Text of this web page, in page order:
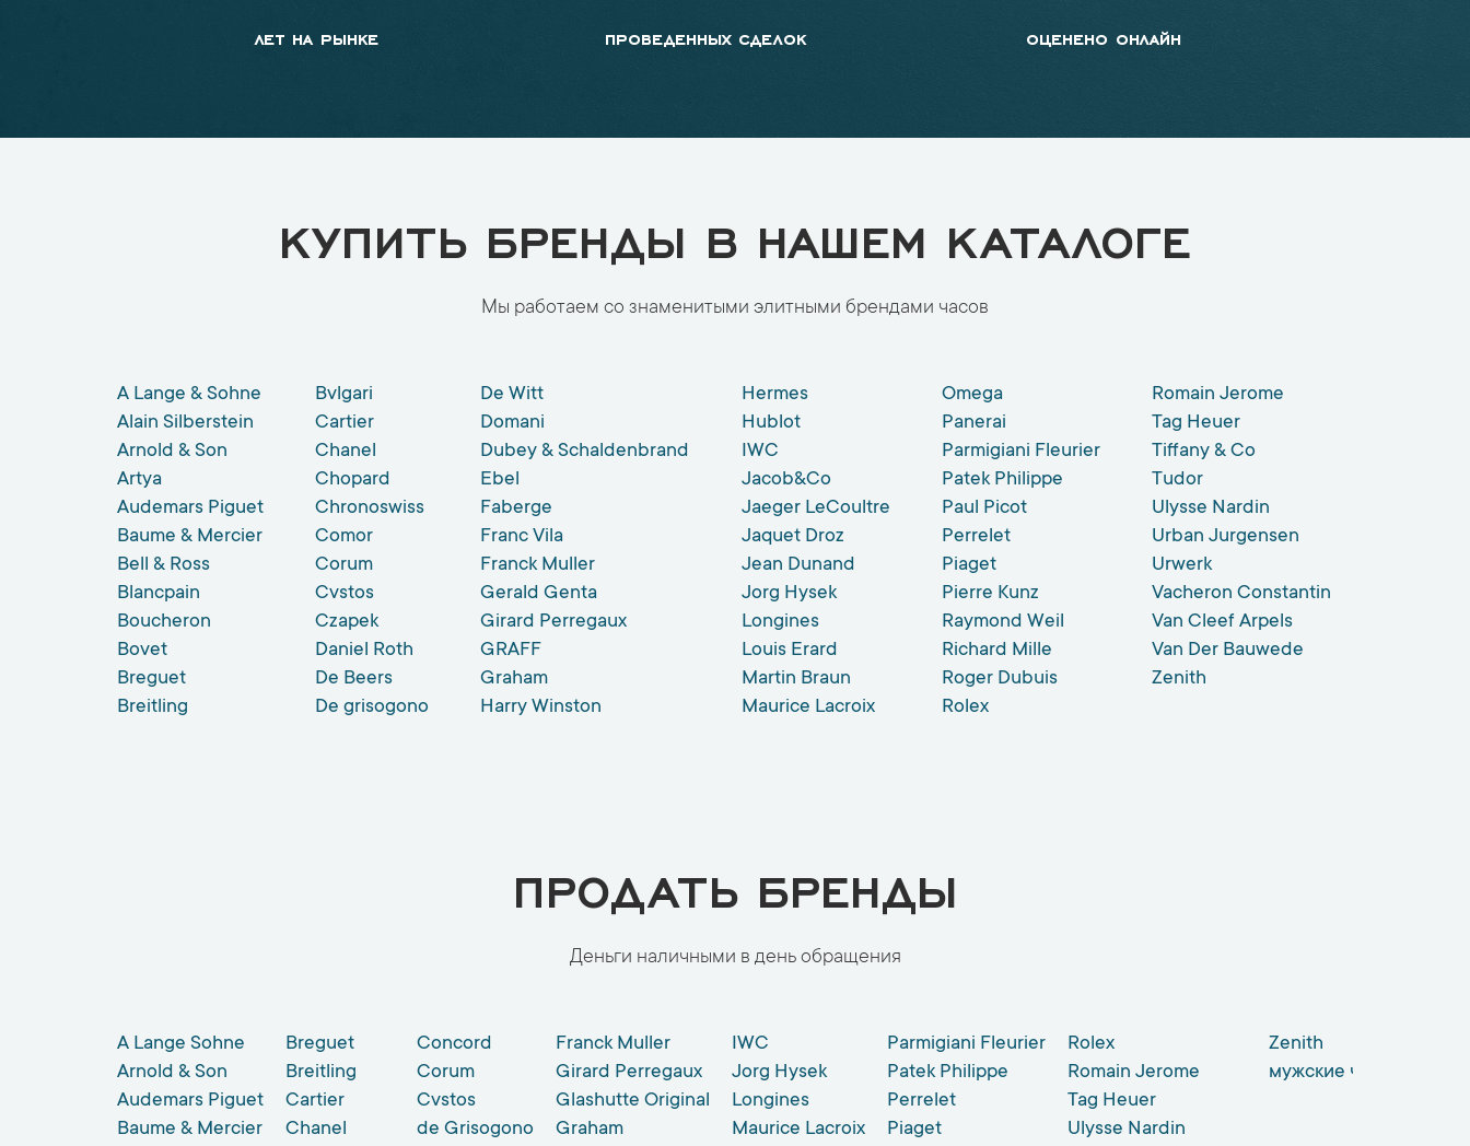
лет на рынке проведенных сделок оценено онлайн
КУПИТЬ БРЕНДЫ В НАШЕМ КАТАЛОГЕ
Мы работаем со знаменитыми элитными брендами часов
A Lange & Sohne
Alain Silberstein
Arnold & Son
Artya
Audemars Piguet
Baume & Mercier
Bell & Ross
Blancpain
Boucheron
Bovet
Breguet
Breitling
Bvlgari
Cartier
Chanel
Chopard
Chronoswiss
Comor
Corum
Cvstos
Czapek
Daniel Roth
De Beers
De grisogono
De Witt
Domani
Dubey & Schaldenbrand
Ebel
Faberge
Franc Vila
Franck Muller
Gerald Genta
Girard Perregaux
GRAFF
Graham
Harry Winston
Hermes
Hublot
IWC
Jacob&Co
Jaeger LeCoultre
Jaquet Droz
Jean Dunand
Jorg Hysek
Longines
Louis Erard
Martin Braun
Maurice Lacroix
Omega
Panerai
Parmigiani Fleurier
Patek Philippe
Paul Picot
Perrelet
Piaget
Pierre Kunz
Raymond Weil
Richard Mille
Roger Dubuis
Rolex
Romain Jerome
Tag Heuer
Tiffany & Co
Tudor
Ulysse Nardin
Urban Jurgensen
Urwerk
Vacheron Constantin
Van Cleef Arpels
Van Der Bauwede
Zenith
ПРОДАТЬ БРЕНДЫ
Деньги наличными в день обращения
A Lange Sohne
Arnold & Son
Audemars Piguet
Baume & Mercier
Breguet
Breitling
Cartier
Chanel
Concord
Corum
Cvstos
de Grisogono
Franck Muller
Girard Perregaux
Glashutte Original
Graham
IWC
Jorg Hysek
Longines
Maurice Lacroix
Parmigiani Fleurier
Patek Philippe
Perrelet
Piaget
Rolex
Romain Jerome
Tag Heuer
Ulysse Nardin
Zenith
мужские часы